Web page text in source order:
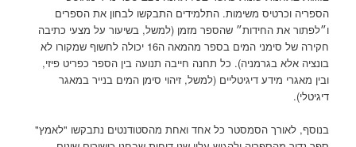
הספריה וכרטיס משימות. התלמידים התבקשו לבחון את הספרים
ו״לפתור את החידות״ שהספר מזמן (למשל, בשיעור על מצעי כתיבה
חקירה של סימני המים בספר מהמאה ה16 יכולה לחשוף שמקורו לא
בונציה אלא בגרמניה). כל תחנה חייבה תנועה בין הספר כפריט פיזי,
ובין מאגרי מידע דיגיטליים (למשל, זיהוי סימן המים בנייר במאגר
דיגיטלי).
בנוסף, לאורך הסמסטר כל אחד ואחת מהסטודנטים נתבקשו "לאמץ"